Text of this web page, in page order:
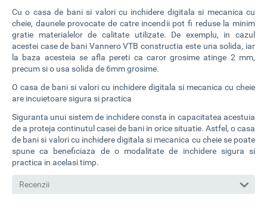
Cu o casa de bani si valori cu inchidere digitala si mecanica cu
cheie, daunele provocate de catre incendii pot fi reduse la minim
gratie materialelor de calitate utilizate. De exemplu, in cazul
acestei case de bani Vannero VTB constructia este una solida, iar
la baza acesteia se afla pereti ca caror grosime atinge 2 mm,
precum si o usa solida de 6mm grosime.
O casa de bani si valori cu inchidere digitala si mecanica cu cheie
are incuietoare sigura si practica
Siguranta unui sistem de inchidere consta in capacitatea acestuia
de a proteja continutul casei de bani in orice situatie. Astfel, o casa
de bani si valori cu inchidere digitala si mecanica cu cheie se poate
spune ca beneficiaza de o modalitate de inchidere sigura si
practica in acelasi timp.
Recenzii